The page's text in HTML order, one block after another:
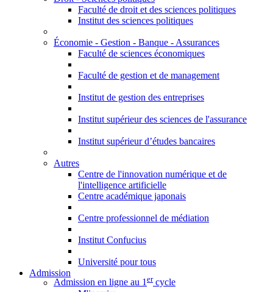
Faculté de droit et des sciences politiques
Institut des sciences politiques
Économie - Gestion - Banque - Assurances
Faculté de sciences économiques
Faculté de gestion et de management
Institut de gestion des entreprises
Institut supérieur des sciences de l'assurance
Institut supérieur d’études bancaires
Autres
Centre de l'innovation numérique et de
l'intelligence artificielle
Centre académique japonais
Centre professionnel de médiation
Institut Confucius
Université pour tous
Admission
Admission en ligne au 1ercycle